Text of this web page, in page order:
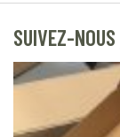
SUIVEZ-NOUS